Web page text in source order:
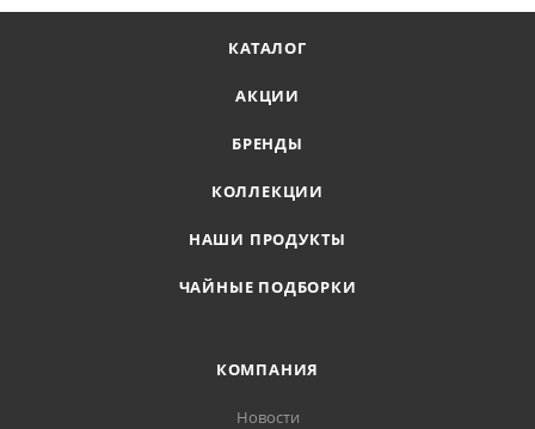
КАТАЛОГ
АКЦИИ
БРЕНДЫ
КОЛЛЕКЦИИ
НАШИ ПРОДУКТЫ
ЧАЙНЫЕ ПОДБОРКИ
КОМПАНИЯ
Новости